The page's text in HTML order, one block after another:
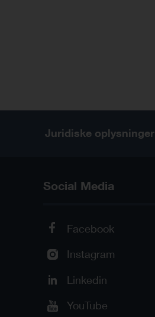
Juridiske oplysninger
Social Media
Facebook
Instagram
Linkedin
YouTube